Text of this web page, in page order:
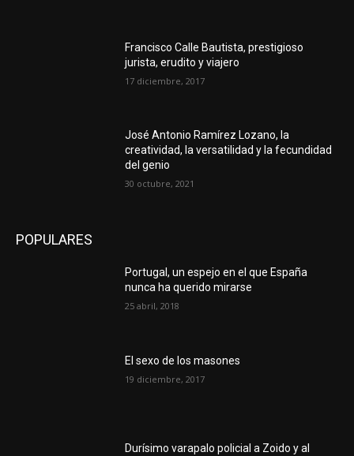
Francisco Calle Bautista, prestigioso
jurista, erudito y viajero
17 diciembre, 2017
José Antonio Ramírez Lozano, la
creatividad, la versatilidad y la fecundidad
del genio
30 octubre, 2021
POPULARES
Portugal, un espejo en el que España
nunca ha querido mirarse
25 abril, 2018
El sexo de los masones
19 diciembre, 2017
Durísimo varapalo policial a Zoido y al